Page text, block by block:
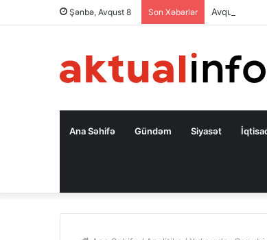
Şənbə, Avqust 8 Son Xəbərlər
Ana Səhifə Gündəm Siyasət